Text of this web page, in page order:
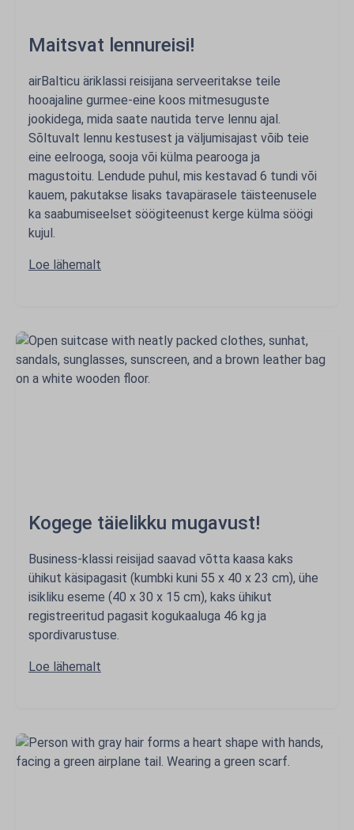
Maitsvat lennureisi!
airBalticu äriklassi reisijana serveeritakse teile
hooajaline gurmee-eine koos mitmesuguste
jookidega, mida saate nautida terve lennu ajal.
Sõltuvalt lennu kestusest ja väljumisajast võib teie
eine eelrooga, sooja või külma pearooga ja
magustoitu. Lendude puhul, mis kestavad 6 tundi või
kauem, pakutakse lisaks tavapärasele täisteenusele
ka saabumiseelset söögiteenust kerge külma söögi
kujul.
Loe lähemalt
Kogege täielikku mugavust!
Business-klassi reisijad saavad võtta kaasa kaks
ühikut käsipagasit (kumbki kuni 55 x 40 x 23 cm), ühe
isikliku eseme (40 x 30 x 15 cm), kaks ühikut
registreeritud pagasit kogukaaluga 46 kg ja
spordivarustuse.
Loe lähemalt